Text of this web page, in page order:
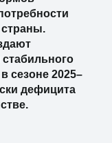
страны.
сезоне 2025–
дефицита